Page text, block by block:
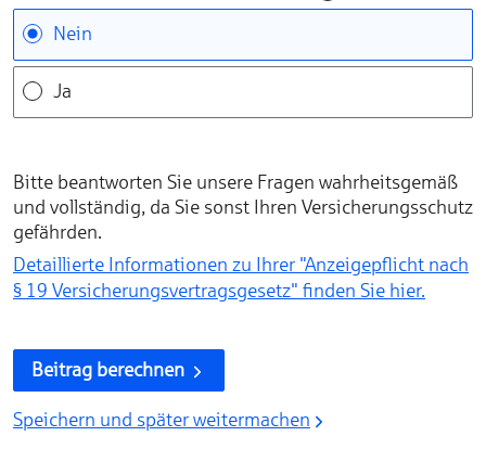
Nein
Ja
Bitte beantworten Sie unsere Fragen wahrheitsgemäß
und vollständig, da Sie sonst Ihren Versicherungsschutz
gefährden.
Detaillierte Informationen zu Ihrer "Anzeigepflicht nach
§ 19 Versicherungs­vertragsgesetz" finden Sie hier.
Beitrag berechnen
Speichern und später weitermachen